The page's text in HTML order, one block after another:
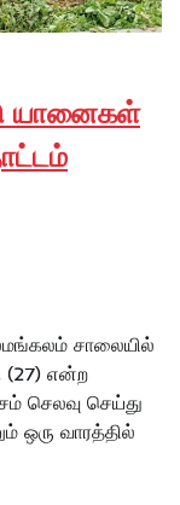
யானைகள்
சாலையில்
(27) என்ற
செலவு செய்து
ஒரு வாரத்தில்